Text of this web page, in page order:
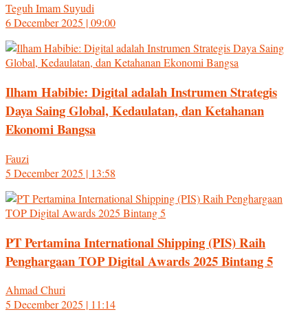
Teguh Imam Suyudi
6 December 2025 | 09:00
Ilham Habibie: Digital adalah Instrumen Strategis
Daya Saing Global, Kedaulatan, dan Ketahanan
Ekonomi Bangsa
Fauzi
5 December 2025 | 13:58
PT Pertamina International Shipping (PIS) Raih
Penghargaan TOP Digital Awards 2025 Bintang 5
Ahmad Churi
5 December 2025 | 11:14